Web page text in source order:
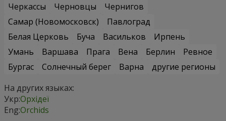
Черкассы
Черновцы
Чернигов
Самар (Новомосковск)
Павлоград
Белая Церковь
Буча Васильков
Ирпень
Умань
Варшава Прага Вена Берлин
Ревное
Бургас
Солнечный берег Варна
другие регионы
На других языках:
Укр:Орхідеї
Eng:Orchids